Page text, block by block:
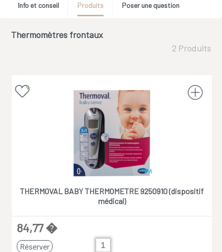
Info et conseil Produits Poser une question
Thermomètres frontaux
2 Produits
THERMOVAL BABY THERMOMETRE 9250910 (dispositif
médical)
84,77 �
Réserver